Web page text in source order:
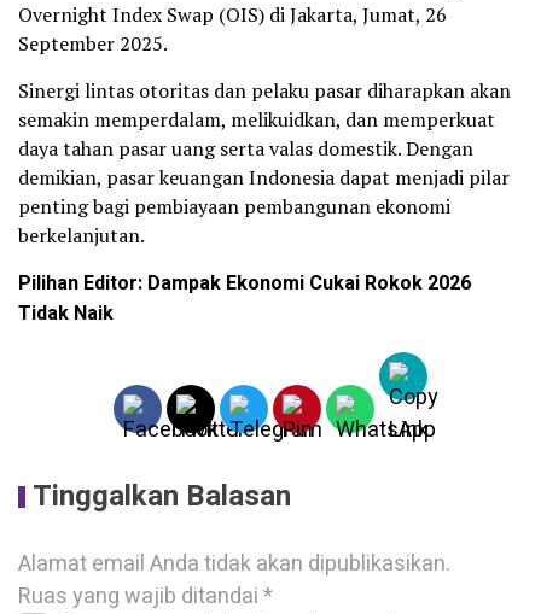
Overnight Index Swap (OIS) di Jakarta, Jumat, 26
September 2025.
Sinergi lintas otoritas dan pelaku pasar diharapkan akan
semakin memperdalam, melikuidkan, dan memperkuat
daya tahan pasar uang serta valas domestik. Dengan
demikian, pasar keuangan Indonesia dapat menjadi pilar
penting bagi pembiayaan pembangunan ekonomi
berkelanjutan.
Pilihan Editor: Dampak Ekonomi Cukai Rokok 2026
Tidak Naik
Tinggalkan Balasan
Alamat email Anda tidak akan dipublikasikan.
Ruas yang wajib ditandai*